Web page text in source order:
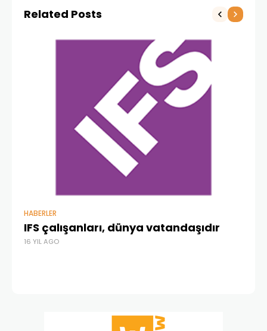
Related Posts
HABERLER
IFS çalışanları, dünya vatandaşıdır
16 YIL AGO